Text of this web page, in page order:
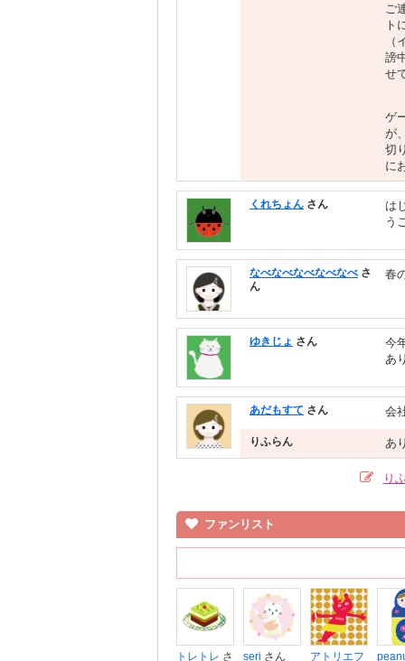
ご
ト
謗
せ
ゲ
が
切
に
くれちょん さん
は
う
なべなべなべなべなべさ
ん
春
ゆきじょ さん
今
あ
あだもすて さん 会
りふらん あ
り
ファンリスト
トレトレ さ seri さん アトリエフ